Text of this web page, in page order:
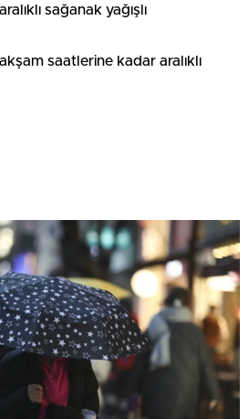
sağanak yağışlı
saatlerine kadar aralıklı